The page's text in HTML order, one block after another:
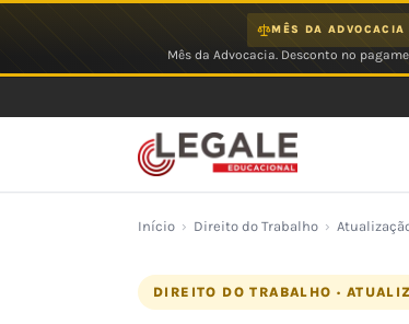
MÊS DA ADVOCACIA
Mês da Advocacia. Desconto no
Início › Direito do Trabalho ›
DIREITO DO TRABALHO ·